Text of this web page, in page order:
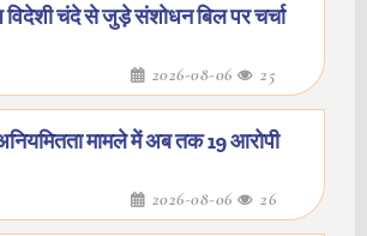
चंदे से जुड़े संशोधन बिल पर चर्चा
2026-08-06 25
मामले में अब तक 19 आरोपी
2026-08-06 26